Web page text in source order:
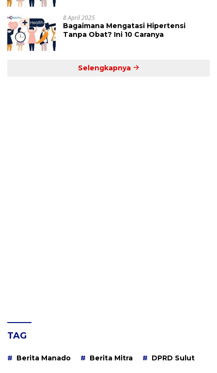
8 April 2025
Bagaimana Mengatasi Hipertensi
Tanpa Obat? Ini 10 Caranya
Selengkapnya
TAG
Berita Manado Berita Mitra DPRD Sulut